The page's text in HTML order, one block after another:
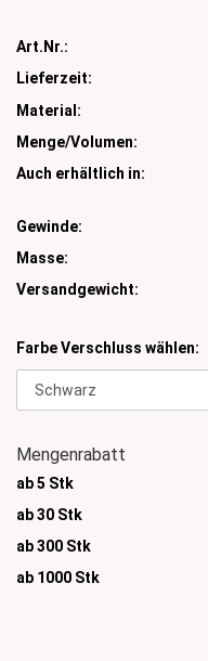
Art.Nr.:
Lieferzeit:
Material:
Menge/Volumen:
Auch erhältlich in:
Gewinde:
Masse:
Versandgewicht:
Farbe Verschluss wählen:
Mengenrabatt
ab 5 Stk
ab 30 Stk
ab 300 Stk
ab 1000 Stk